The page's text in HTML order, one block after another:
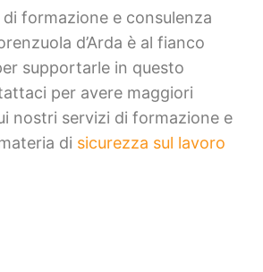
formazione e consulenza
d’Arda è al fianco
supportarle in questo
per avere maggiori
nostri servizi di formazione e
di sicurezza sul lavoro